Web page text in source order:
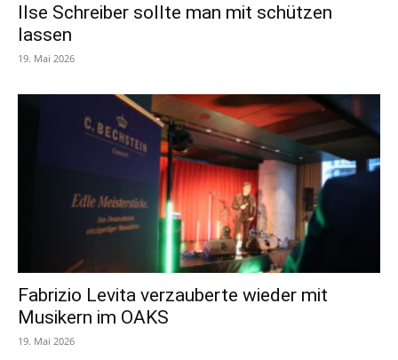
Ilse Schreiber sollte man mit schützen
lassen
19. Mai 2026
Fabrizio Levita verzauberte wieder mit
Musikern im OAKS
19. Mai 2026